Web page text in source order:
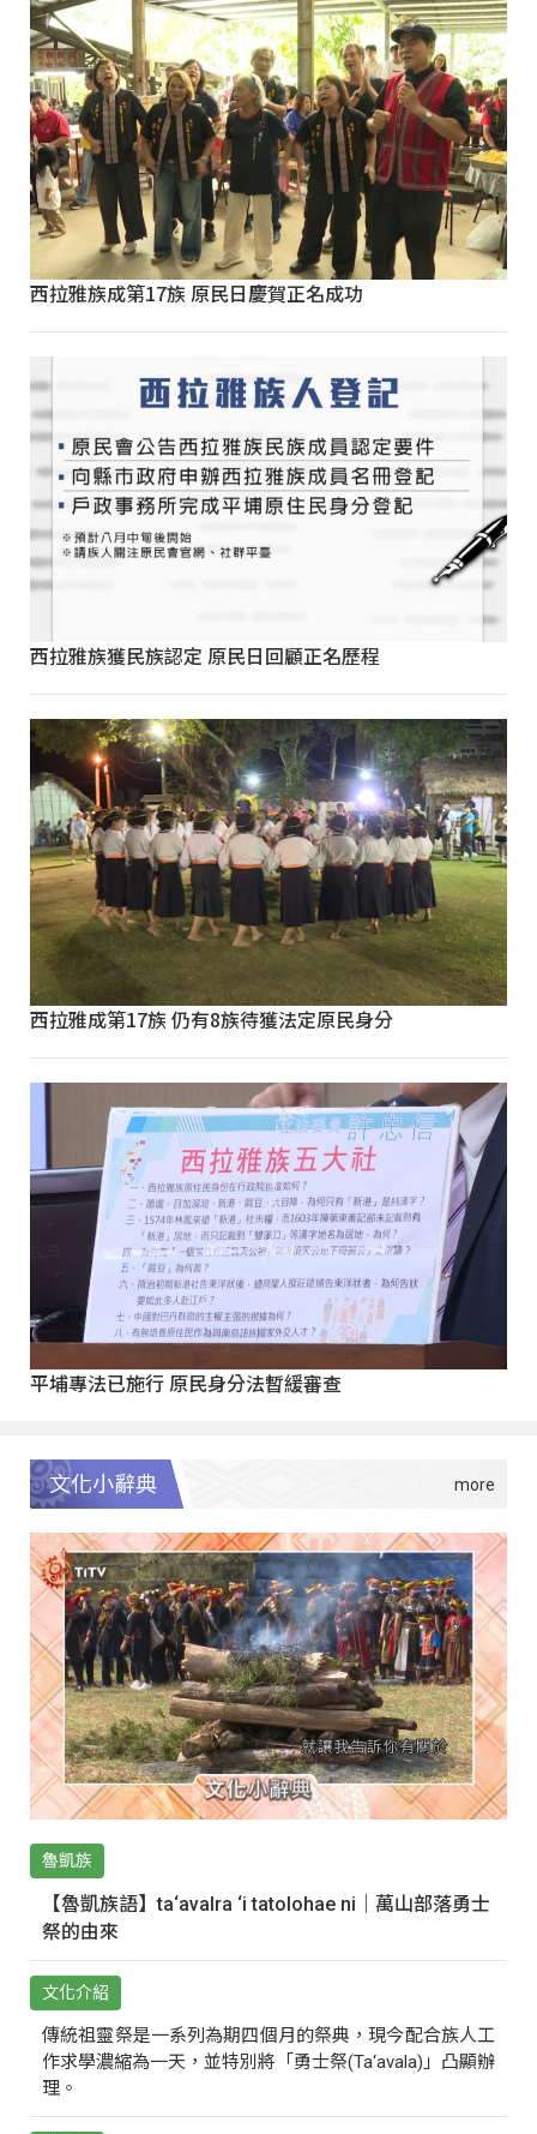
西拉雅族成第17族 原民日慶賀正名成功
西拉雅族獲民族認定 原民日回顧正名歷程
西拉雅成第17族 仍有8族待獲法定原民身分
平埔專法已施行 原民身分法暫緩審查
文化小辭典
魯凱族
【魯凱族語】ta‘avalra ‘i tatolohae ni｜萬山部落勇士
祭的由來
文化介紹
傳統祖靈祭是一系列為期四個月的祭典，現今配合族人工
作求學濃縮為一天，並特別將「勇士祭(Ta‘avala)」凸顯辦
理。